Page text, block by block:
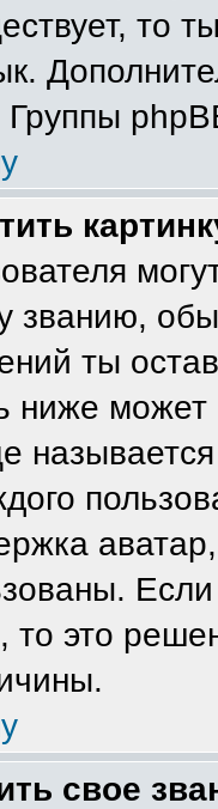
то
Группы
званию,
ты
может
то это
свое